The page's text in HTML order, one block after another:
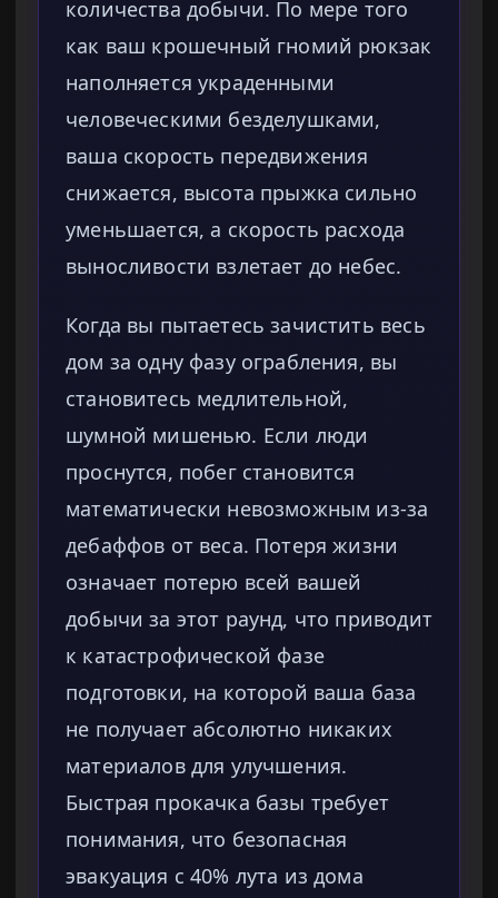
количества добычи. По мере того
как ваш крошечный гномий рюкзак
наполняется украденными
человеческими безделушками,
ваша скорость передвижения
снижается, высота прыжка сильно
уменьшается, а скорость расхода
выносливости взлетает до небес.
Когда вы пытаетесь зачистить весь
дом за одну фазу ограбления, вы
становитесь медлительной,
шумной мишенью. Если люди
проснутся, побег становится
математически невозможным из-за
дебаффов от веса. Потеря жизни
означает потерю всей вашей
добычи за этот раунд, что приводит
к катастрофической фазе
подготовки, на которой ваша база
не получает абсолютно никаких
материалов для улучшения.
Быстрая прокачка базы требует
понимания, что безопасная
эвакуация с 40% лута из дома